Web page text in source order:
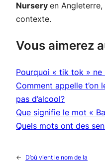
Nursery en Angleterre,
contexte.
Vous aimerez
Pourquoi « tik tok » ne
Comment appelle t’on
pas d’alcool?
Que signifie le mot «
Quels mots ont des
←
D’où vient le nom de la